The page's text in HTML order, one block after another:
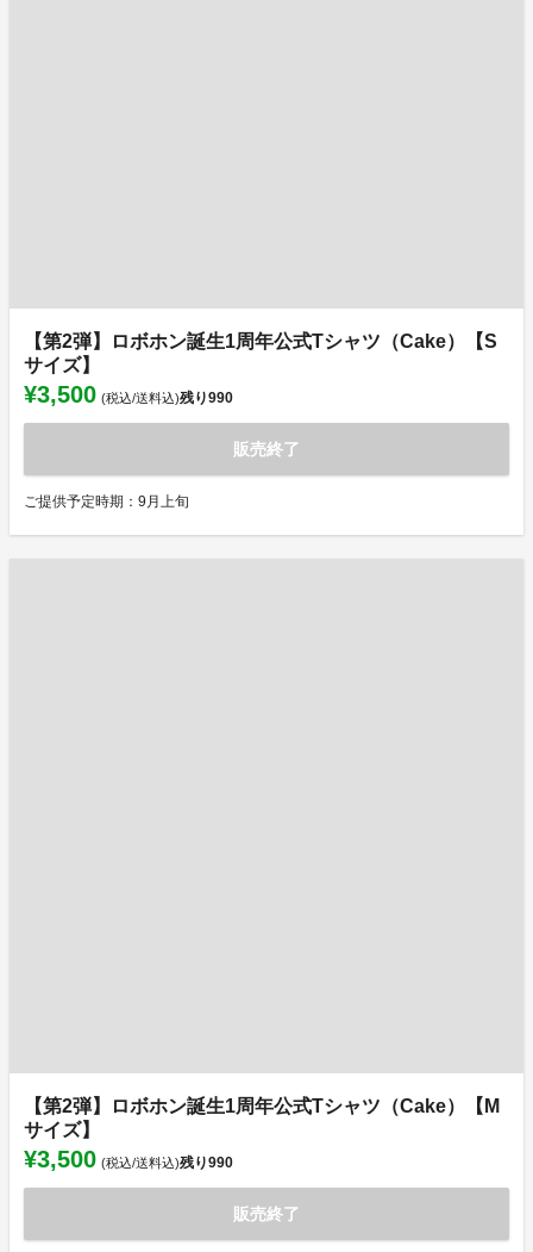
【第2弾】ロボホン誕生1周年公式Tシャツ（Cake）【S
サイズ】
¥3,500 (税込/送料込)残り990
販売終了
ご提供予定時期：9月上旬
【第2弾】ロボホン誕生1周年公式Tシャツ（Cake）【M
サイズ】
¥3,500 (税込/送料込)残り990
販売終了